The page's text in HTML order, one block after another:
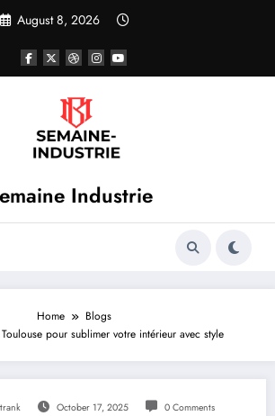
August 8, 2026
Industrie
Home
Blogs
pour sublimer votre intérieur avec style
October 17, 2025 0 Comments